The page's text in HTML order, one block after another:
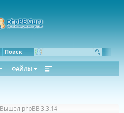
Поиск
ФАЙЛЫ
Вышел phpBB 3.3.14